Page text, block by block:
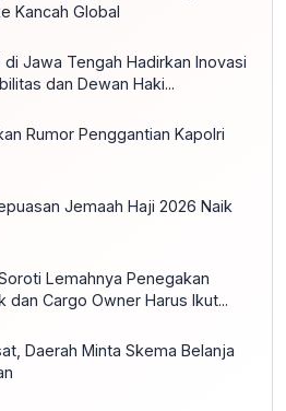
Kancah Global
Jawa Tengah Hadirkan Inovasi
dan Dewan Haki...
Rumor Penggantian Kapolri
Jemaah Haji 2026 Naik
Lemahnya Penegakan
dan Cargo Owner Harus Ikut...
Daerah Minta Skema Belanja